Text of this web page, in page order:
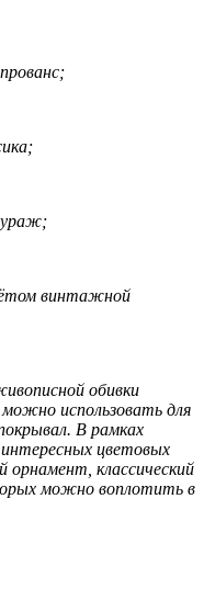
винтажной
обивки
использовать для
В рамках
интересных цветовых
орнамент, классический
можно воплотить в